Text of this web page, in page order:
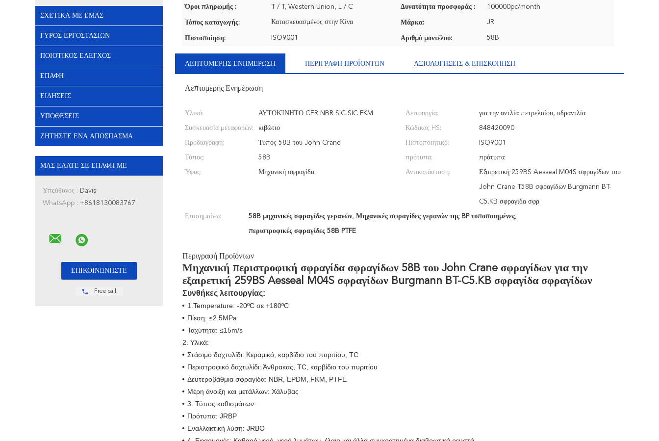
ΣΧΕΤΙΚΆ ΜΕ ΕΜΆΣ
ΓΎΡΟΣ ΕΡΓΟΣΤΑΣΊΩΝ
ΠΟΙΟΤΙΚΌΣ ΈΛΕΓΧΟΣ
ΕΠΑΦΉ
ΕΙΔΉΣΕΙΣ
ΥΠΟΘΈΣΕΙΣ
ΖΗΤΉΣΤΕ ΈΝΑ ΑΠΌΣΠΑΣΜΑ
ΜΑΣ ΕΛΆΤΕ ΣΕ ΕΠΑΦΉ ΜΕ
Υπεύθυνος : Davis
WhatsApp : +8618130083767
Free call
Όροι πληρωμής : T / T, Western Union, L / C Δυνατότητα προσφοράς : 100000pc/month
Τόπος καταγωγής: Κατασκευασμένος στην Κίνα Μάρκα: JR
Πιστοποίηση: ISO9001 Αριθμό μοντέλου: 58B
ΛΕΠΤΟΜΕΡΉΣ ΕΝΗΜΈΡΩΣΗ ΠΕΡΙΓΡΑΦΉ ΠΡΟΪΌΝΤΩΝ ΑΞΙΟΛΟΓΉΣΕΙΣ & ΕΠΙΣΚΌΠΗΣΗ
Λεπτομερής Ενημέρωση
Υλικό: ΑΥΤΟΚΊΝΗΤΟ CER NBR SIC SIC FKM Λειτουργία: για την αντλία πετρελαίου, υδραντλία
Συσκευασία μεταφορών: κιβώτιο Κώδικας HS: 848420090
Προδιαγραφή: Τύπος 58B του John Crane Πιστοποιητικό: ISO9001
Τύπος: 58B πρότυπα: πρότυπα
Ύφος: Μηχανική σφραγίδα Αντικατάσταση: Εξαιρετική 259BS Aesseal M04S σφραγίδων του
John Crane T58B σφραγίδων Burgmann BT-
C5.KB σφραγίδα σφρ
Επισημαίνω: 58B μηχανικές σφραγίδες γερανών, Μηχανικές σφραγίδες γερανών της BP τυποποιημένες,
περιστροφικές σφραγίδες 58B PTFE
Περιγραφή Προϊόντων
Μηχανική περιστροφική σφραγίδα σφραγίδων 58B του John Crane σφραγίδων για την
εξαιρετική 259BS Aesseal M04S σφραγίδων Burgmann BT-C5.KB σφραγίδα σφραγίδων
Συνθήκες λειτουργίας:
1.Temperature: -20ºC σε +180ºC
Πίεση: ≤2.5MPa
Ταχύτητα: ≤15m/s
2. Υλικά:
Στάσιμο δαχτυλίδι: Κεραμικό, καρβίδιο του πυριτίου, TC
Περιστροφικό δαχτυλίδι: Άνθρακας, TC, καρβίδιο του πυριτίου
Δευτεροβάθμια σφραγίδα: NBR, EPDM, FKM, PTFE
Μέρη άνοιξη και μετάλλων: Χάλυβας
3. Τύπος καθισμάτων:
Πρότυπα: JRBP
Εναλλακτική λύση: JRBO